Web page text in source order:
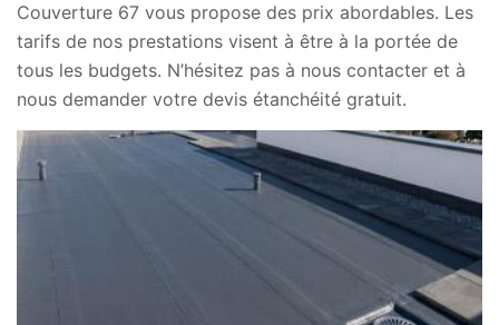
Couverture 67 vous propose des prix abordables. Les
tarifs de nos prestations visent à être à la portée de
tous les budgets. N’hésitez pas à nous contacter et à
nous demander votre devis étanchéité gratuit.